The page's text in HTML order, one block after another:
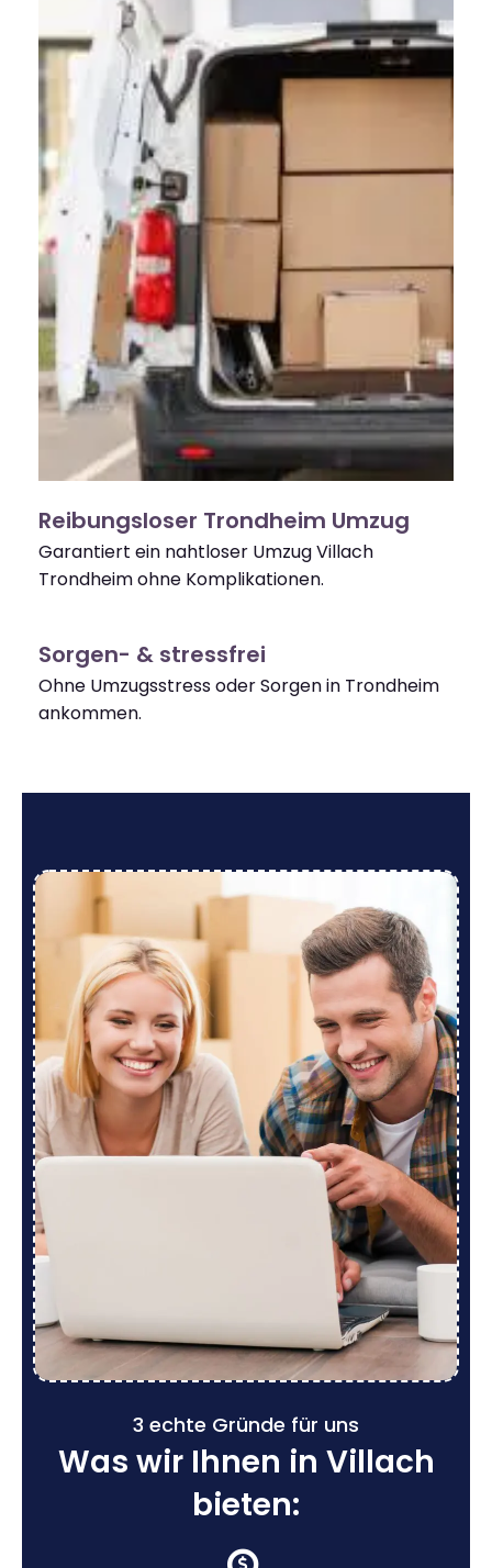
Reibungsloser Trondheim Umzug
Garantiert ein nahtloser Umzug Villach
Trondheim ohne Komplikationen.
Sorgen- & stressfrei
Ohne Umzugsstress oder Sorgen in Trondheim
ankommen.
3 echte Gründe für uns
Was wir Ihnen in Villach
bieten: